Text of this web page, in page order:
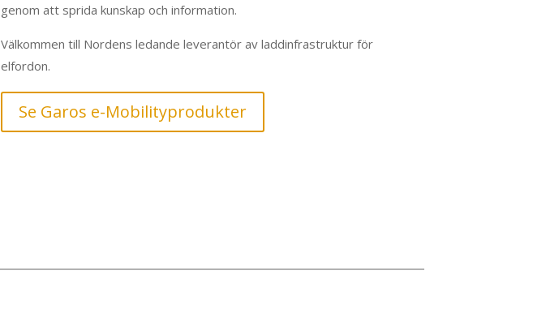
genom att sprida kunskap och information.
Välkommen till Nordens ledande leverantör av laddinfrastruktur för
elfordon.
Se Garos e-Mobilityprodukter